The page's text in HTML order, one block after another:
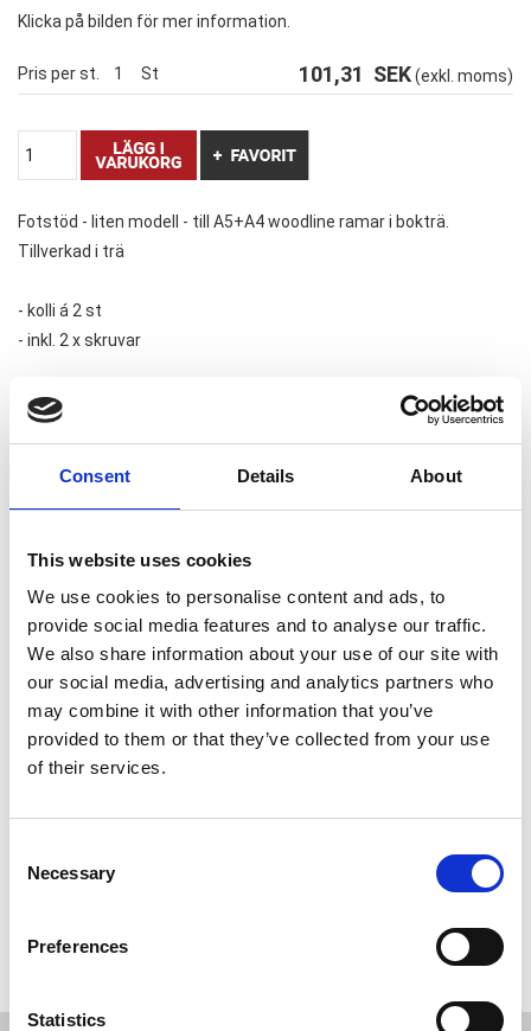
Consent Details About
This website uses cookies
We use cookies to personalise content and ads, to
provide social media features and to analyse our traffic.
We also share information about your use of our site with
our social media, advertising and analytics partners who
may combine it with other information that you’ve
provided to them or that they’ve collected from your use
of their services.
Selection
Necessary
Preferences
Statistics
Klicka på bilden för mer information.
Pris per st. 1 St 101,31 SEK(exkl. moms)
Fotstöd - liten modell - till A5+A4 woodline ramar i bokträ.
Tillverkad i trä
- kolli á 2 st
- inkl. 2 x skruvar
Woodlines ramar i bokträ kan köpas här i shoppen.
Liknande varor
253,27 SEK
kontaktaoss.